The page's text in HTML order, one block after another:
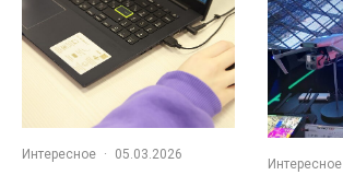
Интересное · 05.03.2026
Интересное